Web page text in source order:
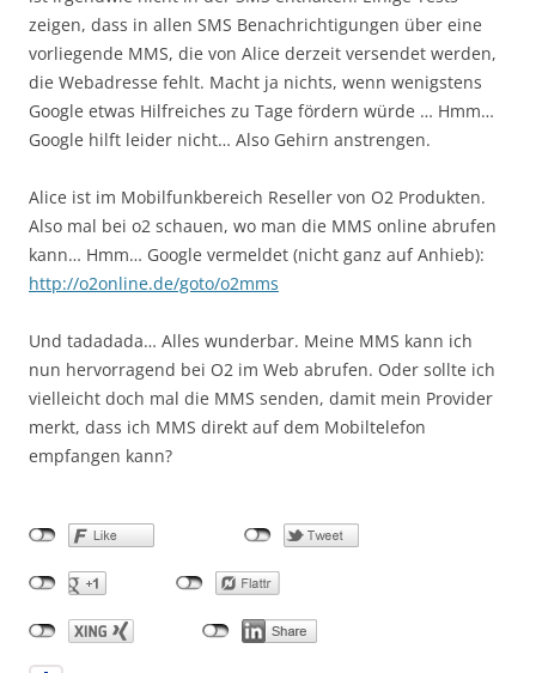
zeigen, dass in allen SMS Benachrichtigungen über eine
vorliegende MMS, die von Alice derzeit versendet werden,
die Webadresse fehlt. Macht ja nichts, wenn wenigstens
Google etwas Hilfreiches zu Tage fördern würde … Hmm…
Google hilft leider nicht… Also Gehirn anstrengen.
Alice ist im Mobilfunkbereich Reseller von O2 Produkten.
Also mal bei o2 schauen, wo man die MMS online abrufen
kann… Hmm… Google vermeldet (nicht ganz auf Anhieb):
http://o2online.de/goto/o2mms
Und tadadada… Alles wunderbar. Meine MMS kann ich
nun hervorragend bei O2 im Web abrufen. Oder sollte ich
vielleicht doch mal die MMS senden, damit mein Provider
merkt, dass ich MMS direkt auf dem Mobiltelefon
empfangen kann?